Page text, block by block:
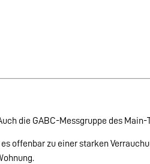
die GABC-Messgruppe des
offenbar zu einer starken